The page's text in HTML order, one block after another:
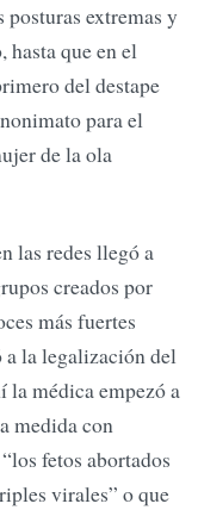
extremas y
que en el
del destape
para el
de la ola
las redes llegó a
creados por
más fuertes
a la legalización del
la médica empezó a
medida con
fetos abortados
virales” o que